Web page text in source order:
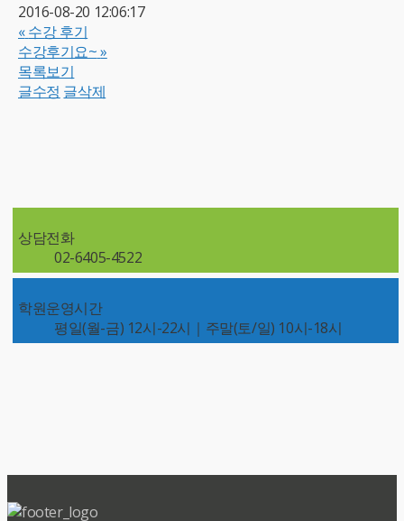
2016-08-20 12:06:17
«수강 후기
수강후기요~»
목록보기
글수정 글삭제
상담전화
02-6405-4522
학원운영시간
평일(월-금) 12시-22시｜주말(토/일) 10시-18시